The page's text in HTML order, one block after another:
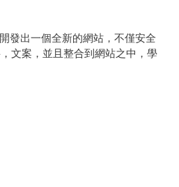
發出一個全新的網站，不僅安全
文案，並且整合到網站之中，學